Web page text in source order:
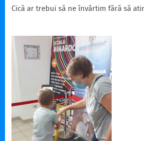
Cică ar trebui să ne învârtim fără să